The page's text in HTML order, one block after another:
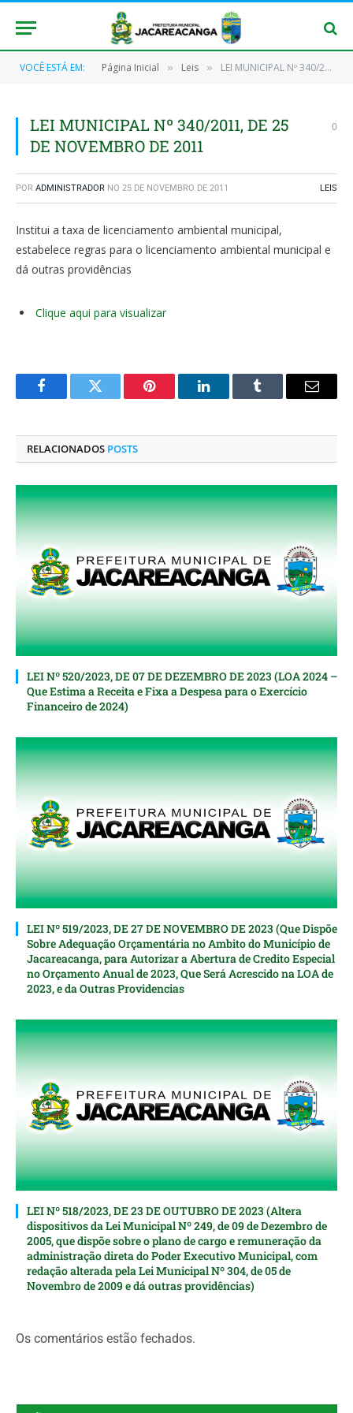
VOCÊ ESTÁ EM: Página Inicial » Leis » LEI MUNICIPAL Nº 340/2011, DE 25 DE NOVEMBRO DE 2011
LEI MUNICIPAL Nº 340/2011, DE 25
DE NOVEMBRO DE 2011
0
POR ADMINISTRADOR NO 25 DE NOVEMBRO DE 2011 LEIS
Institui a taxa de licenciamento ambiental municipal,
estabelece regras para o licenciamento ambiental municipal e
dá outras providências
Clique aqui para visualizar
FacebookTwitter Pinterest O
Tumblr
E-
RELACIONADOS POSTS
LEI Nº 520/2023, DE 07 DE DEZEMBRO DE 2023 (LOA 2024 –
Que Estima a Receita e Fixa a Despesa para o Exercício
Financeiro de 2024)
LEI Nº 519/2023, DE 27 DE NOVEMBRO DE 2023 (Que Dispõe
Sobre Adequação Orçamentária no Ambito do Município de
Jacareacanga, para Autorizar a Abertura de Credito Especial
nо Orçamento Anual de 2023, Que Será Acrescido na LOA de
2023, e da Outras Providencias
LEI Nº 518/2023, DE 23 DE OUTUBRO DE 2023 (Altera
dispositivos da Lei Municipal Nº 249, de 09 de Dezembro de
2005, que dispõe sobre o plano de cargo e remuneração da
administração direta do Poder Executivo Municipal, com
redação alterada pela Lei Municipal Nº 304, de 05 de
Novembro de 2009 e dá outras providências)
Os comentários estão fechados.